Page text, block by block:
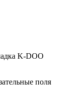
K-DOO
поля